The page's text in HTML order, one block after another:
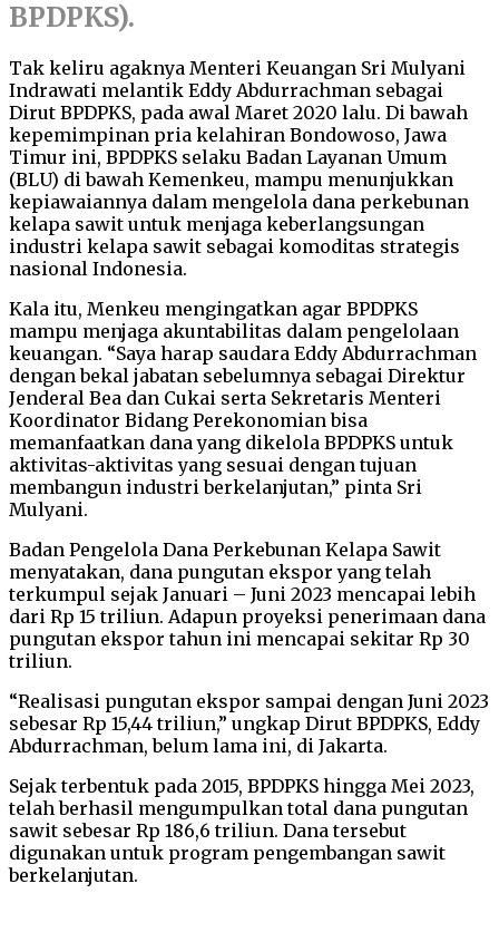
BPDPKS).
Tak keliru agaknya Menteri Keuangan Sri Mulyani
Indrawati melantik Eddy Abdurrachman sebagai
Dirut BPDPKS, pada awal Maret 2020 lalu. Di bawah
kepemimpinan pria kelahiran Bondowoso, Jawa
Timur ini, BPDPKS selaku Badan Layanan Umum
(BLU) di bawah Kemenkeu, mampu menunjukkan
kepiawaiannya dalam mengelola dana perkebunan
kelapa sawit untuk menjaga keberlangsungan
industri kelapa sawit sebagai komoditas strategis
nasional Indonesia.
Kala itu, Menkeu mengingatkan agar BPDPKS
mampu menjaga akuntabilitas dalam pengelolaan
keuangan. “Saya harap saudara Eddy Abdurrachman
dengan bekal jabatan sebelumnya sebagai Direktur
Jenderal Bea dan Cukai serta Sekretaris Menteri
Koordinator Bidang Perekonomian bisa
memanfaatkan dana yang dikelola BPDPKS untuk
aktivitas-aktivitas yang sesuai dengan tujuan
membangun industri berkelanjutan,” pinta Sri
Mulyani.
Badan Pengelola Dana Perkebunan Kelapa Sawit
menyatakan, dana pungutan ekspor yang telah
terkumpul sejak Januari – Juni 2023 mencapai lebih
dari Rp 15 triliun. Adapun proyeksi penerimaan dana
pungutan ekspor tahun ini mencapai sekitar Rp 30
triliun.
“Realisasi pungutan ekspor sampai dengan Juni 2023
sebesar Rp 15,44 triliun,” ungkap Dirut BPDPKS, Eddy
Abdurrachman, belum lama ini, di Jakarta.
Sejak terbentuk pada 2015, BPDPKS hingga Mei 2023,
telah berhasil mengumpulkan total dana pungutan
sawit sebesar Rp 186,6 triliun. Dana tersebut
digunakan untuk program pengembangan sawit
berkelanjutan.